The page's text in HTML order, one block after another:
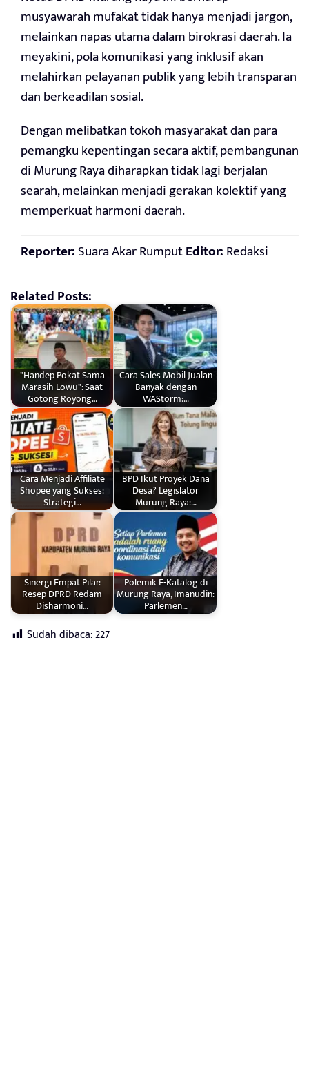
musyawarah mufakat tidak hanya menjadi jargon,
melainkan napas utama dalam birokrasi daerah. Ia
meyakini, pola komunikasi yang inklusif akan
melahirkan pelayanan publik yang lebih transparan
dan berkeadilan sosial.
Dengan melibatkan tokoh masyarakat dan para
pemangku kepentingan secara aktif, pembangunan
di Murung Raya diharapkan tidak lagi berjalan
searah, melainkan menjadi gerakan kolektif yang
memperkuat harmoni daerah.
Reporter:Suara Akar RumputEditor:Redaksi
Related Posts:
"Handep Pokat Sama
Marasih Lowu": Saat
Gotong Royong…
Cara Sales Mobil Jualan
Banyak dengan
WAStorm:…
Cara Menjadi Affiliate
Shopee yang Sukses:
Strategi…
BPD Ikut Proyek Dana
Desa? Legislator
Murung Raya:…
Sinergi Empat Pilar:
Resep DPRD Redam
Disharmoni…
Polemik E-Katalog di
Murung Raya, Imanudin:
Parlemen…
Sudah dibaca:227